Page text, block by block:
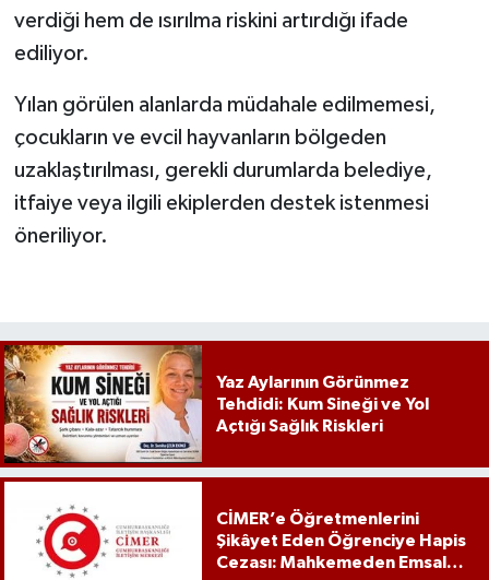
verdiği hem de ısırılma riskini artırdığı ifade
ediliyor.
Yılan görülen alanlarda müdahale edilmemesi,
çocukların ve evcil hayvanların bölgeden
uzaklaştırılması, gerekli durumlarda belediye,
itfaiye veya ilgili ekiplerden destek istenmesi
öneriliyor.
Yaz Aylarının Görünmez
Tehdidi: Kum Sineği ve Yol
Açtığı Sağlık Riskleri
CİMER’e Öğretmenlerini
Şikâyet Eden Öğrenciye Hapis
Cezası: Mahkemeden Emsal